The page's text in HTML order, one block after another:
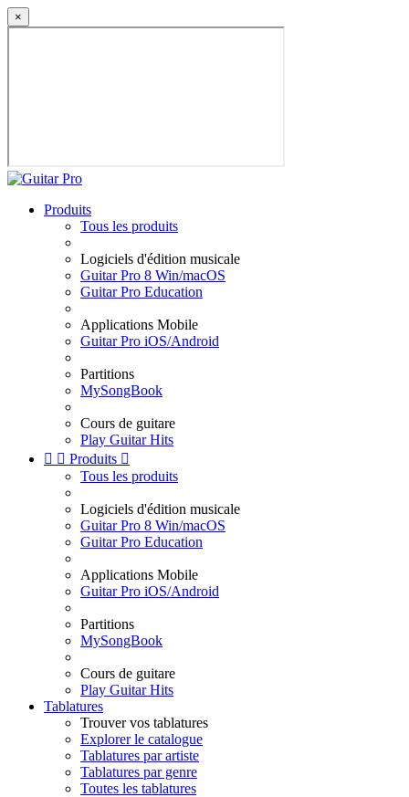
×
Produits
Tous les produits
Logiciels d'édition musicale
Guitar Pro 8 Win/macOS
Guitar Pro Education
Applications Mobile
Guitar Pro iOS/Android
Partitions
MySongBook
Cours de guitare
Play Guitar Hits
  Produits 
Tous les produits
Logiciels d'édition musicale
Guitar Pro 8 Win/macOS
Guitar Pro Education
Applications Mobile
Guitar Pro iOS/Android
Partitions
MySongBook
Cours de guitare
Play Guitar Hits
Tablatures
Trouver vos tablatures
Explorer le catalogue
Tablatures par artiste
Tablatures par genre
Toutes les tablatures